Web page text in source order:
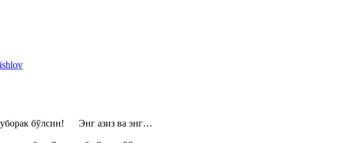
бўлсин! Энг азиз ва энг…